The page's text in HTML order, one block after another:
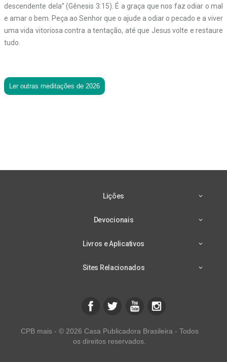
descendente dela” (Gênesis 3:15). É a graça que nos faz odiar o mal
e amar o bem. Peça ao Senhor que o ajude a odiar o pecado e a viver
uma vida vitoriosa contra a tentação, até que Jesus volte e restaure
tudo.
Ler outras meditações de 2026
Lições
Devocionais
Livros e Aplicativos
Sites Relacionados
CPB mais - © 2026 Casa Publicadora Brasileira - Todos
os direitos reservados.